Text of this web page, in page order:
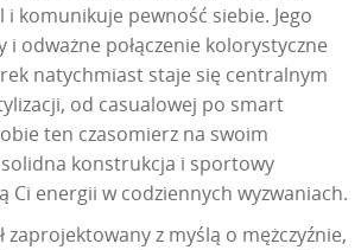
komunikuje pewność siebie. Jego
i odważne połączenie kolorystyczne
natychmiast staje się centralnym
od casualowej po smart
ten czasomierz na swoim
konstrukcja i sportowy
Ci energii w codziennych wyzwaniach.
zaprojektowany z myślą o mężczyźnie,